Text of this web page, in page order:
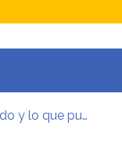
Venezuela: lo que realmente ha pasado y lo que puede venir